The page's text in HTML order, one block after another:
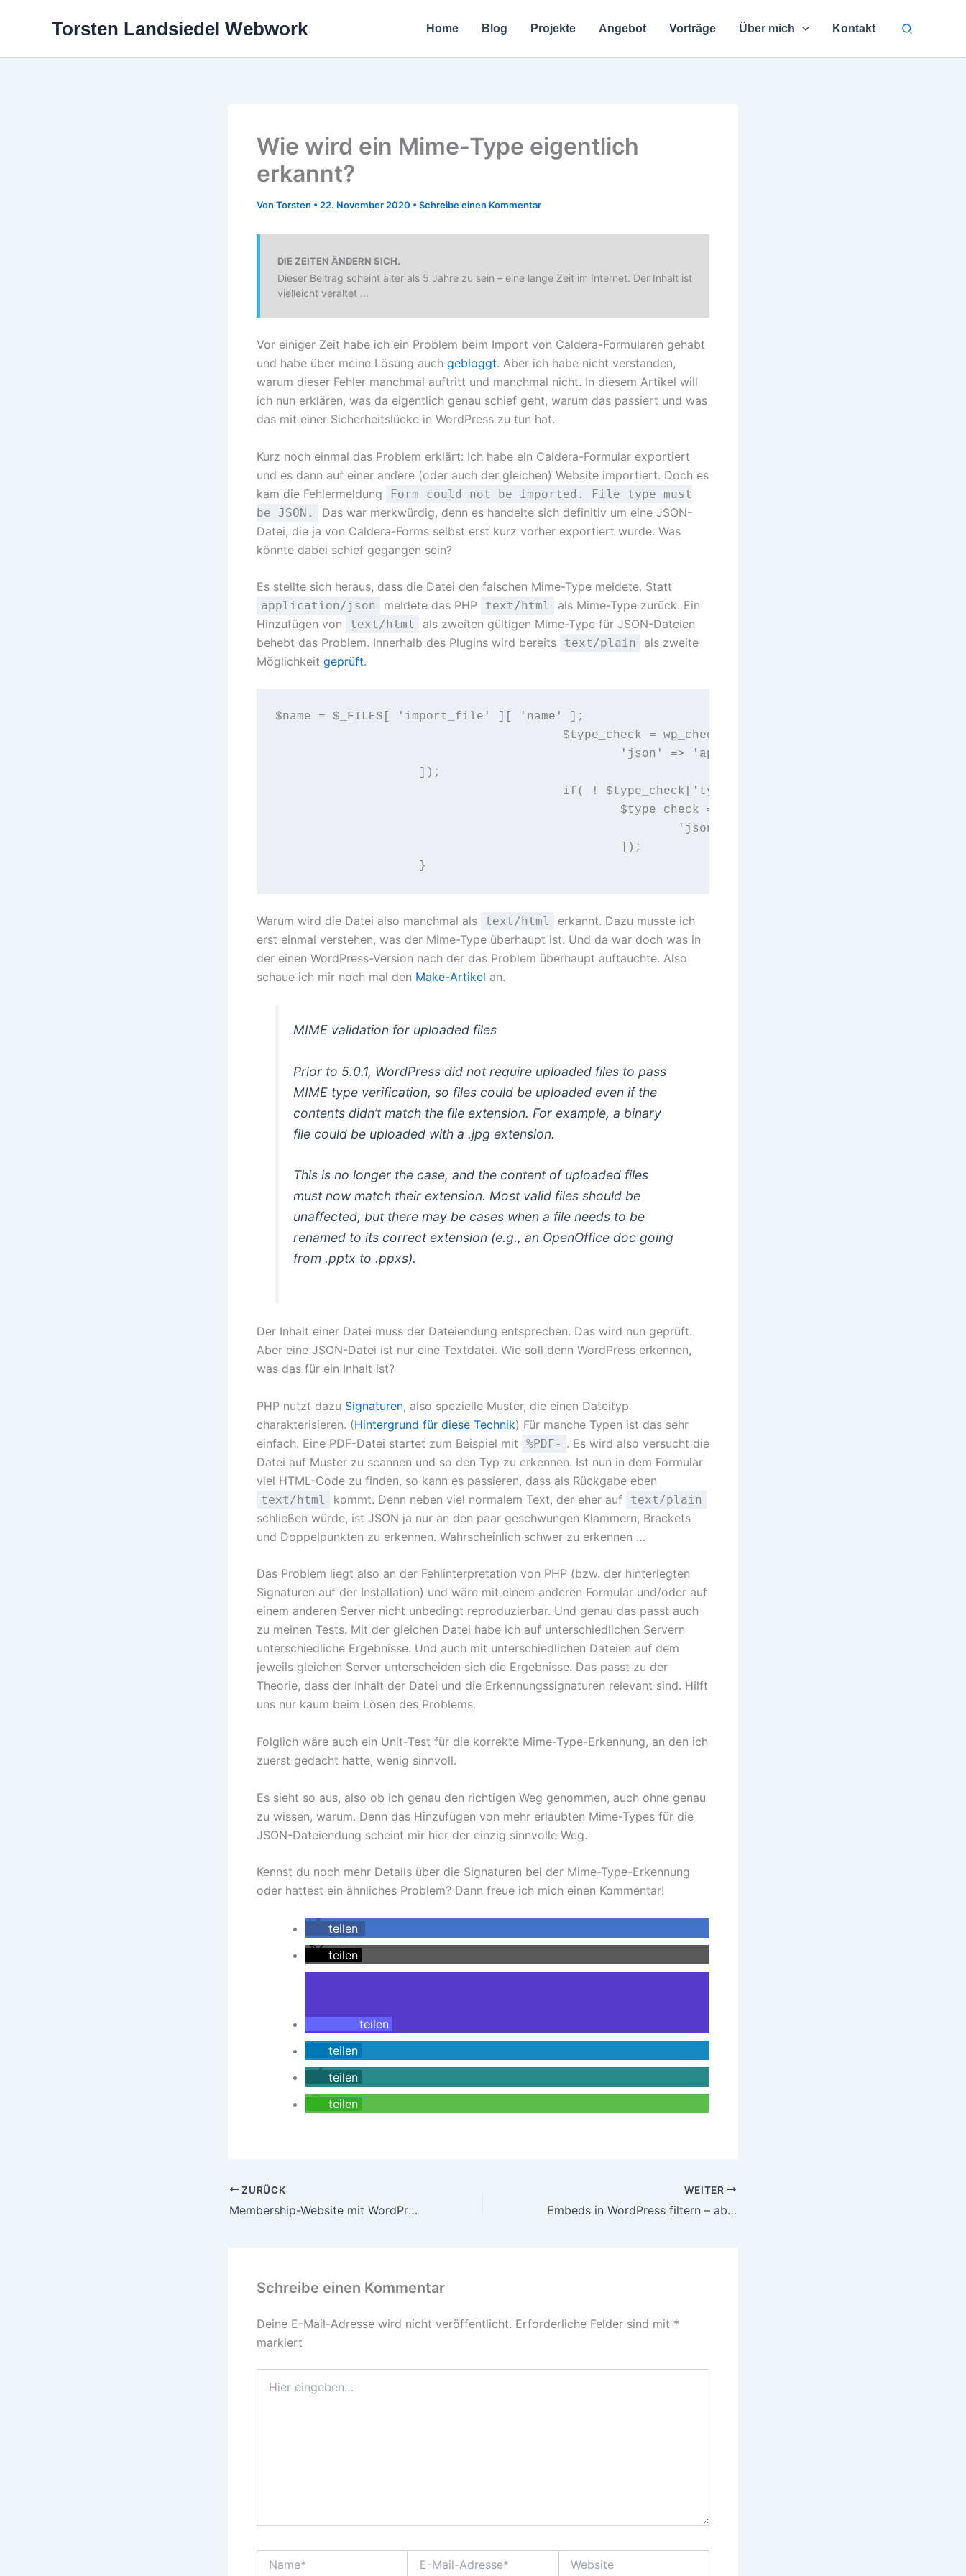
Torsten Landsiedel Webwork Home Blog Projekte Angebot Vorträge Über mich Kontakt Suchen
Wie wird ein Mime-Type eigentlich
erkannt?
Von Torsten • 22. November 2020 •Schreibe einen Kommentar
DIE ZEITEN ÄNDERN SICH.
Dieser Beitrag scheint älter als 5 Jahre zu sein – eine lange Zeit im Internet. Der Inhalt ist
vielleicht veraltet ...
Vor einiger Zeit habe ich ein Problem beim Import von Caldera-Formularen gehabt
und habe über meine Lösung auch gebloggt. Aber ich habe nicht verstanden,
warum dieser Fehler manchmal auftritt und manchmal nicht. In diesem Artikel will
ich nun erklären, was da eigentlich genau schief geht, warum das passiert und was
das mit einer Sicherheitslücke in WordPress zu tun hat.
Kurz noch einmal das Problem erklärt: Ich habe ein Caldera-Formular exportiert
und es dann auf einer andere (oder auch der gleichen) Website importiert. Doch es
kam die Fehlermeldung
Form could not be imported. File type must
be JSON.
Das war merkwürdig, denn es handelte sich definitiv um eine JSON-
Datei, die ja von Caldera-Forms selbst erst kurz vorher exportiert wurde. Was
könnte dabei schief gegangen sein?
Es stellte sich heraus, dass die Datei den falschen Mime-Type meldete. Statt
application/json meldete das PHP text/html
als Mime-Type zurück. Ein
Hinzufügen von
text/html
als zweiten gültigen Mime-Type für JSON-Dateien
behebt das Problem. Innerhalb des Plugins wird bereits
text/plain
als zweite
Möglichkeit geprüft.
$name = $_FILES[ 'import_file' ][ 'name' ];
                    ]);
                    }
Warum wird die Datei also manchmal als text/html
erkannt. Dazu musste ich
erst einmal verstehen, was der Mime-Type überhaupt ist. Und da war doch was in
der einen WordPress-Version nach der das Problem überhaupt auftauchte. Also
schaue ich mir noch mal den Make-Artikel an.
MIME validation for uploaded files
Prior to 5.0.1, WordPress did not require uploaded files to pass
MIME type verification, so files could be uploaded even if the
contents didn’t match the file extension. For example, a binary
file could be uploaded with a .jpg extension.
This is no longer the case, and the content of uploaded files
must now match their extension. Most valid files should be
unaffected, but there may be cases when a file needs to be
renamed to its correct extension (e.g., an OpenOffice doc going
from .pptx to .ppxs).
Der Inhalt einer Datei muss der Dateiendung entsprechen. Das wird nun geprüft.
Aber eine JSON-Datei ist nur eine Textdatei. Wie soll denn WordPress erkennen,
was das für ein Inhalt ist?
PHP nutzt dazu Signaturen, also spezielle Muster, die einen Dateityp
charakterisieren. (Hintergrund für diese Technik) Für manche Typen ist das sehr
einfach. Eine PDF-Datei startet zum Beispiel mit
%PDF- . Es wird also versucht die
Datei auf Muster zu scannen und so den Typ zu erkennen. Ist nun in dem Formular
viel HTML-Code zu finden, so kann es passieren, dass als Rückgabe eben
text/html kommt. Denn neben viel normalem Text, der eher auf text/plain
schließen würde, ist JSON ja nur an den paar geschwungen Klammern, Brackets
und Doppelpunkten zu erkennen. Wahrscheinlich schwer zu erkennen …
Das Problem liegt also an der Fehlinterpretation von PHP (bzw. der hinterlegten
Signaturen auf der Installation) und wäre mit einem anderen Formular und/oder auf
einem anderen Server nicht unbedingt reproduzierbar. Und genau das passt auch
zu meinen Tests. Mit der gleichen Datei habe ich auf unterschiedlichen Servern
unterschiedliche Ergebnisse. Und auch mit unterschiedlichen Dateien auf dem
jeweils gleichen Server unterscheiden sich die Ergebnisse. Das passt zu der
Theorie, dass der Inhalt der Datei und die Erkennungssignaturen relevant sind. Hilft
uns nur kaum beim Lösen des Problems.
Folglich wäre auch ein Unit-Test für die korrekte Mime-Type-Erkennung, an den ich
zuerst gedacht hatte, wenig sinnvoll.
Es sieht so aus, also ob ich genau den richtigen Weg genommen, auch ohne genau
zu wissen, warum. Denn das Hinzufügen von mehr erlaubten Mime-Types für die
JSON-Dateiendung scheint mir hier der einzig sinnvolle Weg.
Kennst du noch mehr Details über die Signaturen bei der Mime-Type-Erkennung
oder hattest ein ähnliches Problem? Dann freue ich mich einen Kommentar!
teilen
teilen
teilen
teilen
teilen
teilen
ZURÜCK
Membership-Website mit WordPress umsetzen
WEITER
Embeds in WordPress filtern – aber wie genau?
Schreibe einen Kommentar
Deine E-Mail-Adresse wird nicht veröffentlicht. Erforderliche Felder sind mit *
markiert
eingeben…
Mail-